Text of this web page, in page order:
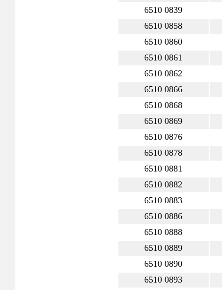
6510 0839
6510 0858
6510 0860
6510 0861
6510 0862
6510 0866
6510 0868
6510 0869
6510 0876
6510 0878
6510 0881
6510 0882
6510 0883
6510 0886
6510 0888
6510 0889
6510 0890
6510 0893